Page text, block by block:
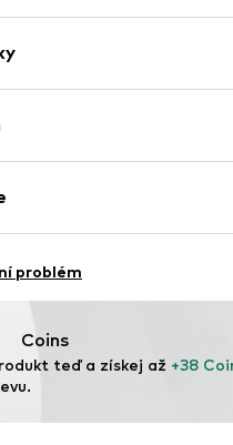
povrch
GOTS-00817-0414
(z ekologického
problém
Coins
teď a získej až +38